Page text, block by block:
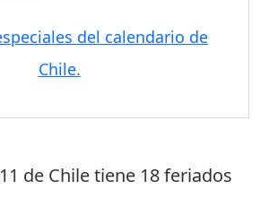
del calendario de
Chile.
de Chile tiene 18 feriados